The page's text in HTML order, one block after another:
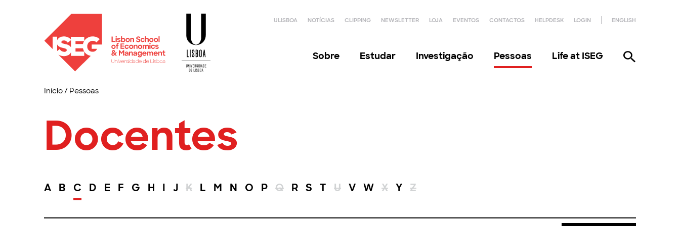
ULISBOA NOTÍCIAS CLIPPING NEWSLETTER LOJA EVENTOS CONTACTOS HELPDESK LOGIN ENGLISH
Sobre Estudar Investigação Pessoas Life at ISEG
Início/ Pessoas
Docentes
A B C D E F G H I J K L M N O P Q R S T U V W X Y Z